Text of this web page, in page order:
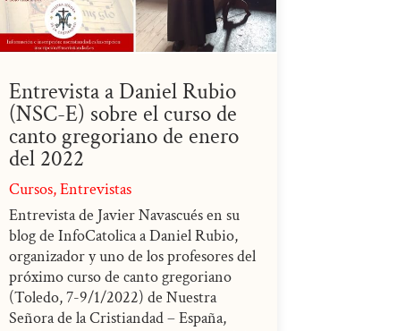
Entrevista a Daniel Rubio
(NSC-E) sobre el curso de
canto gregoriano de enero
del 2022
Cursos,Entrevistas
Entrevista de Javier Navascués en su
blog de InfoCatolica a Daniel Rubio,
organizador y uno de los profesores del
próximo curso de canto gregoriano
(Toledo, 7-9/1/2022) de Nuestra
Señora de la Cristiandad – España,